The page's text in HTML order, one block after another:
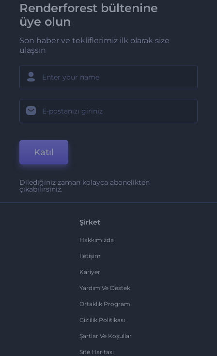
Renderforest bültenine
üye olun
Son haber ve tekliflerimiz ilk olarak size
ulaşsın
Katıl
Dilediğiniz zaman kolayca abonelikten
çıkabilirsiniz.
Şirket
Hakkımızda
İletişim
Kariyer
Yardım Ve Destek
Ortaklık Programı
Gizlilik Politikası
Şartlar Ve Koşullar
Site Haritası